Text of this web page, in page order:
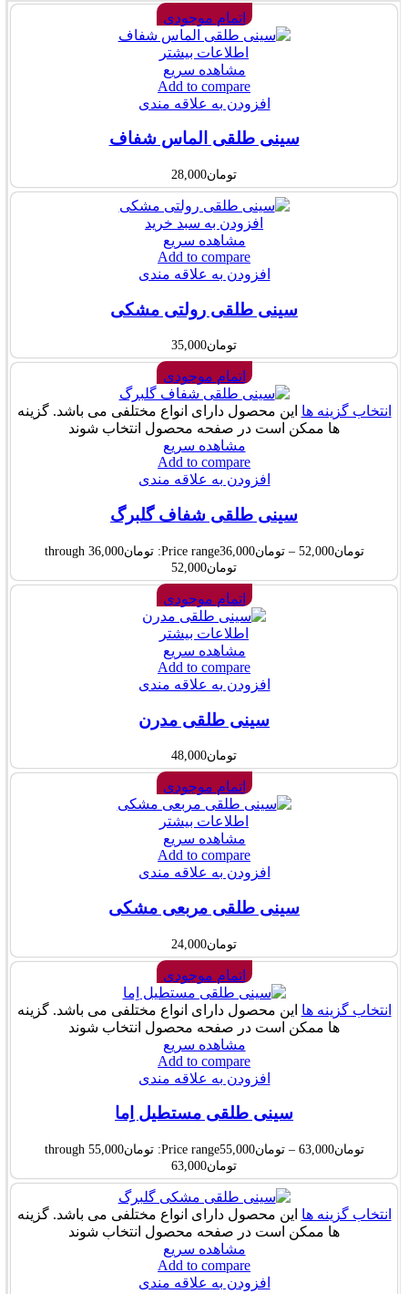
اتمام موجودی
اطلاعات بیشتر
مشاهده سریع
Add to compare
افزودن به علاقه مندی
سینی طلقی الماس شفاف
تومان28,000
افزودن به سبد خرید
مشاهده سریع
Add to compare
افزودن به علاقه مندی
سینی طلقی رولتی مشکی
تومان35,000
اتمام موجودی
انتخاب گزینه ها این محصول دارای انواع مختلفی می باشد. گزینه
ها ممکن است در صفحه محصول انتخاب شوند
مشاهده سریع
Add to compare
افزودن به علاقه مندی
سینی طلقی شفاف گلبرگ
تومان52,000
– تومان36,000
Price range: تومان36,000 through
تومان52,000
اتمام موجودی
اطلاعات بیشتر
مشاهده سریع
Add to compare
افزودن به علاقه مندی
سینی طلقی مدرن
تومان48,000
اتمام موجودی
اطلاعات بیشتر
مشاهده سریع
Add to compare
افزودن به علاقه مندی
سینی طلقی مربعی مشکی
تومان24,000
اتمام موجودی
انتخاب گزینه ها این محصول دارای انواع مختلفی می باشد. گزینه
ها ممکن است در صفحه محصول انتخاب شوند
مشاهده سریع
Add to compare
افزودن به علاقه مندی
سینی طلقی مستطیل اِما
تومان63,000
– تومان55,000
Price range: تومان55,000 through
تومان63,000
انتخاب گزینه ها این محصول دارای انواع مختلفی می باشد. گزینه
ها ممکن است در صفحه محصول انتخاب شوند
مشاهده سریع
Add to compare
افزودن به علاقه مندی